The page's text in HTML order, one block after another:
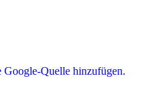
Quelle hinzufügen.